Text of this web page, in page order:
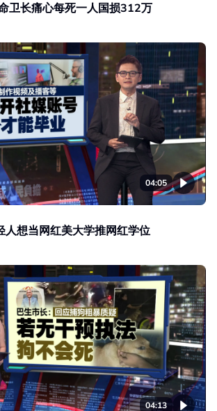
卫长痛心每死一人国损312万
04:05
人想当网红美大学推网红学位
04:13